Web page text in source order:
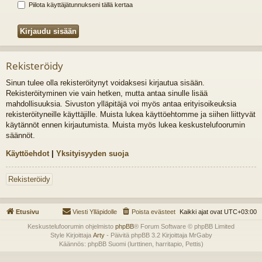
Piilota käyttäjätunnukseni tällä kertaa
Rekisteröidy
Sinun tulee olla rekisteröitynyt voidaksesi kirjautua sisään.
Rekisteröityminen vie vain hetken, mutta antaa sinulle lisää
mahdollisuuksia. Sivuston ylläpitäjä voi myös antaa erityisoikeuksia
rekisteröityneille käyttäjille. Muista lukea käyttöehtomme ja siihen liittyvät
käytännöt ennen kirjautumista. Muista myös lukea keskustelufoorumin
säännöt.
Käyttöehdot | Yksityisyyden suoja
Rekisteröidy
Etusivu Kaikki ajat ovat UTC+03:00
Poista evästeet
Viesti Ylläpidolle
Keskustelufoorumin ohjelmisto phpBB® Forum Software © phpBB Limited
Style Kirjoittaja Arty- Päivitä phpBB 3.2 Kirjoittaja MrGaby
Käännös: phpBB Suomi (lurttinen, harritapio, Pettis)